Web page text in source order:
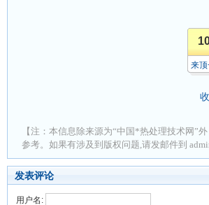
来
【注：本信息除来源为“中国*热处理技术网”
参考。如果有涉及到版权问题,请发邮件到
发表评论
用户名: